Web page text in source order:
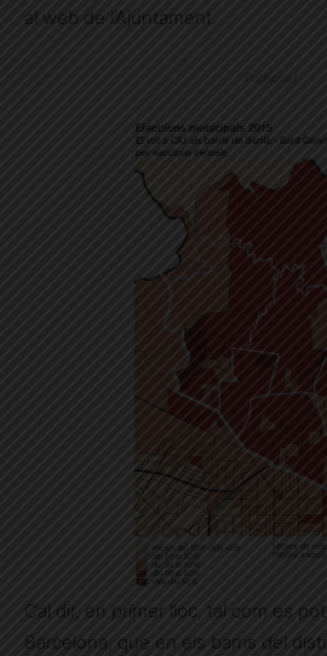
al web de l’Ajuntament.
Cal dir, en primer lloc, tal com es
Barcelona, que en els barris del